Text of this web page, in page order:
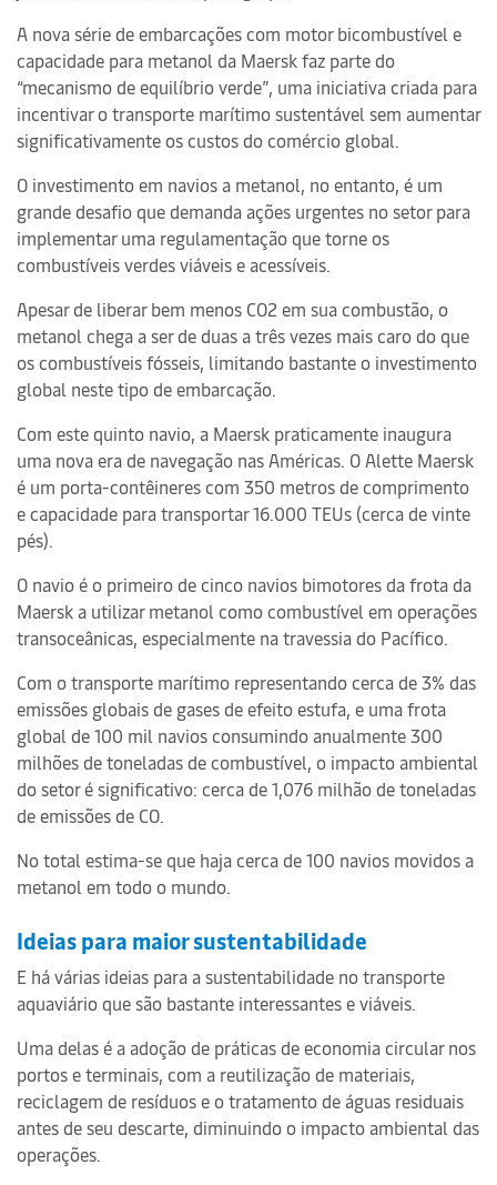
A nova série de embarcações com motor bicombustível e
capacidade para metanol da Maersk faz parte do
“mecanismo de equilíbrio verde”, uma iniciativa criada para
incentivar o transporte marítimo sustentável sem aumentar
significativamente os custos do comércio global.
O investimento em navios a metanol, no entanto, é um
grande desafio que demanda ações urgentes no setor para
implementar uma regulamentação que torne os
combustíveis verdes viáveis e acessíveis.
Apesar de liberar bem menos CO2 em sua combustão, o
metanol chega a ser de duas a três vezes mais caro do que
os combustíveis fósseis, limitando bastante o investimento
global neste tipo de embarcação.
Com este quinto navio, a Maersk praticamente inaugura
uma nova era de navegação nas Américas. O Alette Maersk
é um porta-contêineres com 350 metros de comprimento
e capacidade para transportar 16.000 TEUs (cerca de vinte
pés).
O navio é o primeiro de cinco navios bimotores da frota da
Maersk a utilizar metanol como combustível em operações
transoceânicas, especialmente na travessia do Pacífico.
Com o transporte marítimo representando cerca de 3% das
emissões globais de gases de efeito estufa, e uma frota
global de 100 mil navios consumindo anualmente 300
milhões de toneladas de combustível, o impacto ambiental
do setor é significativo: cerca de 1,076 milhão de toneladas
de emissões de CO.
No total estima-se que haja cerca de 100 navios movidos a
metanol em todo o mundo.
Ideias para maior sustentabilidade
E há várias ideias para a sustentabilidade no transporte
aquaviário que são bastante interessantes e viáveis.
Uma delas é a adoção de práticas de economia circular nos
portos e terminais, com a reutilização de materiais,
reciclagem de resíduos e o tratamento de águas residuais
antes de seu descarte, diminuindo o impacto ambiental das
operações.